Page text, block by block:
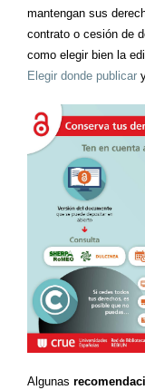
mantengan sus
contrato o cesión de
como elegir bien la
Elegir donde publicar
Algunas